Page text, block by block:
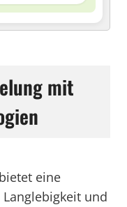
mit
eine
und